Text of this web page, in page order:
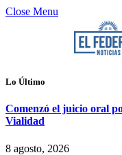
Close Menu
Lo Último
Comenzó el juicio oral
Vialidad
8 agosto, 2026